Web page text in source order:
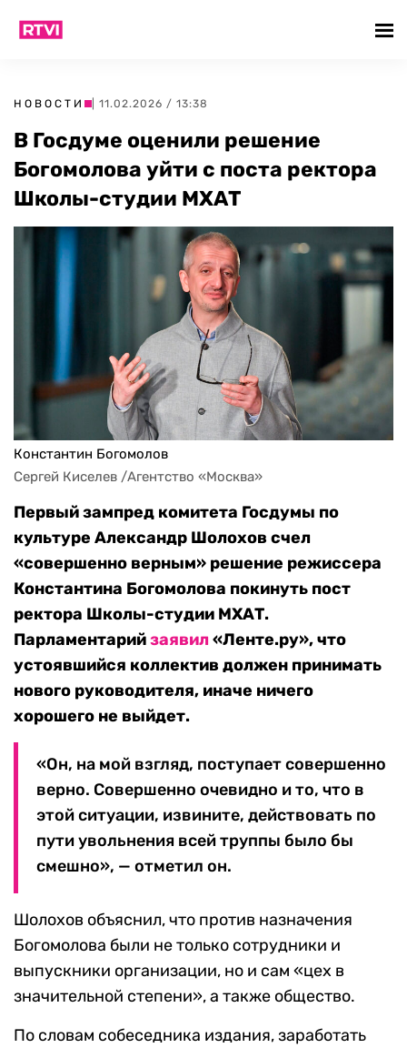
НОВОСТИ | 11.02.2026 / 13:38
В Госдуме оценили решение
Богомолова уйти с поста ректора
Школы-студии МХАТ
Константин Богомолов
Сергей Киселев /Агентство «Москва»
Первый зампред комитета Госдумы по
культуре Александр Шолохов счел
«совершенно верным» решение режиссера
Константина Богомолова покинуть пост
ректора Школы-студии МХАТ.
Парламентарийзаявил«Ленте.ру», что
устоявшийся коллектив должен принимать
нового руководителя, иначе ничего
хорошего не выйдет.
«Он, на мой взгляд, поступает совершенно
верно. Совершенно очевидно и то, что в
этой ситуации, извините, действовать по
пути увольнения всей труппы было бы
смешно», — отметил он.
Шолохов объяснил, что против назначения
Богомолова были не только сотрудники и
выпускники организации, но и сам «цех в
значительной степени», а также общество.
По словам собеседника издания, заработать